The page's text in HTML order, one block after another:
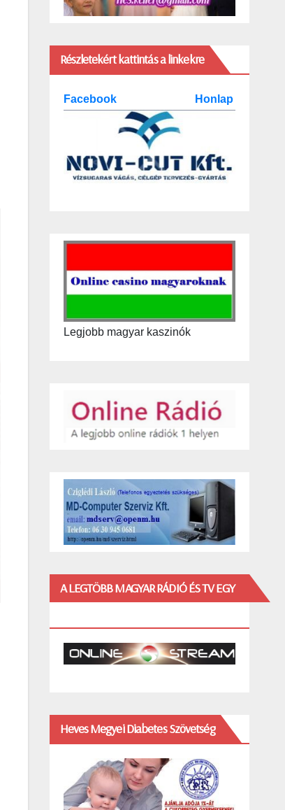
Részletekért kattintás a linkekre
Facebook Honlap
Legjobb magyar kaszinók
A LEGTÖBB MAGYAR RÁDIÓ ÉS TV EGY
Heves Megyei Diabetes Szövetség